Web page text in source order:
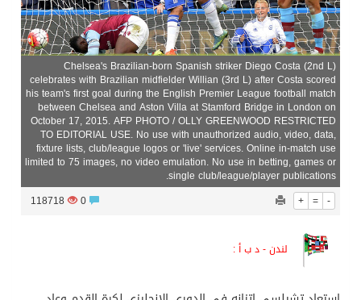
Chelsea's Brazilian-born Spanish striker Diego Costa (2nd L)
celebrates with Brazilian midfielder Willian (3rd L) after Costa scored
his team's first goal during the English Premier League football match
between Chelsea and Aston Villa at Stamford Bridge in London on
October 17, 2015. AFP PHOTO / OLLY GREENWOOD RESTRICTED
TO EDITORIAL USE. No use with unauthorized audio, video, data,
fixture lists, club/league logos or 'live' services. Online in-match use
limited to 75 images, no video emulation. No use in betting, games or
single club/league/player publications.
+ = -
118718
لندن - د ب أ :